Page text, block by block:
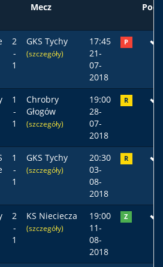
Mecz
2
-
1
GKS Tychy
(szczegóły)
17:45
21-
07-
2018
P
1
-
1
Chrobry
Głogów
(szczegóły)
19:00
28-
07-
2018
R
1
-
1
GKS Tychy
(szczegóły)
20:30
03-
08-
2018
R
2
-
1
KS Nieciecza
(szczegóły)
19:00
11-
08-
2018
Z